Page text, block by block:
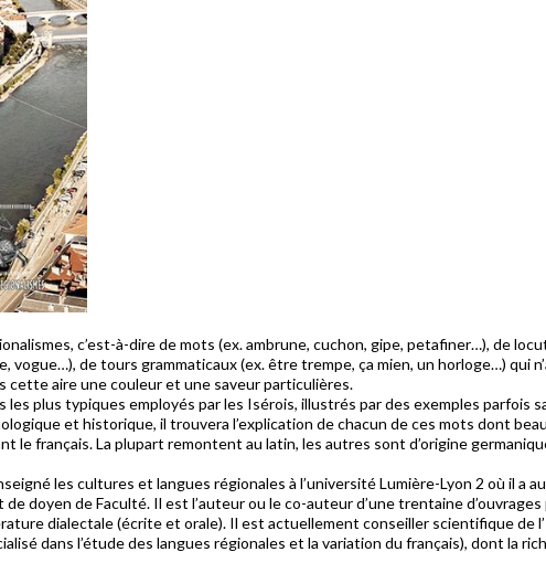
c’est-à-dire de mots (ex. ambrune, cuchon, gipe, petafiner…), de
vogue…), de tours grammaticaux (ex. être trempe, ça mien, un horloge…) qui
cette aire une couleur et une saveur particulières.
plus typiques employés par les Isérois, illustrés par des exemples parfois
et historique, il trouvera l’explication de chacun de ces mots dont
le français. La plupart remontent au latin, les autres sont d’origine
les cultures et langues régionales à l’université Lumière-Lyon 2 où il a
doyen de Faculté. Il est l’auteur ou le co-auteur d’une trentaine
dialectale (écrite et orale). Il est actuellement conseiller scientifique de
dans l’étude des langues régionales et la variation du français), dont la